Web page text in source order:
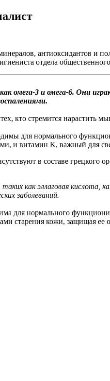
антиоксидантов и
отдела
3 и омега-6. Они
кто стремится
для нормального
и витамин K, важный для
в составе
как эллаговая
заболеваний.
для нормального
старения кожи, защищая